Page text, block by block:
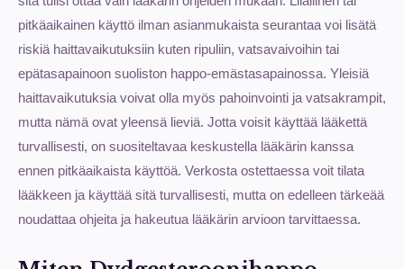
pitkäaikainen käyttö ilman asianmukaista seurantaa voi lisätä
riskiä haittavaikutuksiin kuten ripuliin, vatsavaivoihin tai
epätasapainoon suoliston happo-emästasapainossa. Yleisiä
haittavaikutuksia voivat olla myös pahoinvointi ja vatsakrampit,
mutta nämä ovat yleensä lieviä. Jotta voisit käyttää lääkettä
turvallisesti, on suositeltavaa keskustella lääkärin kanssa
ennen pitkäaikaista käyttöä. Verkosta ostettaessa voit tilata
lääkkeen ja käyttää sitä turvallisesti, mutta on edelleen tärkeää
noudattaa ohjeita ja hakeutua lääkärin arvioon tarvittaessa.